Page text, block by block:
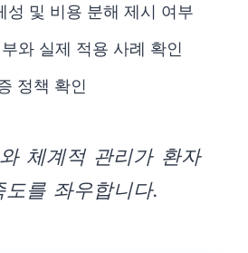
성 및 비용 분해 제시 여부
와 실제 적용 사례 확인
정책 확인
체계적 관리가 환자
를 좌우합니다.